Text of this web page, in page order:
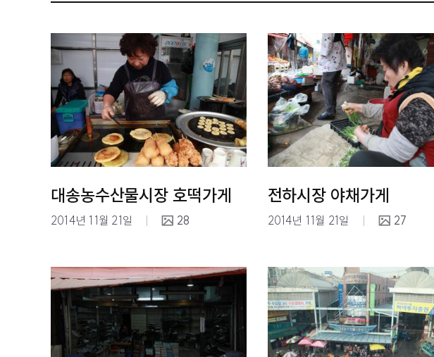
대송농수산물시장 호떡가게
2014년 11월 21일 28
전하시장 야채가게
2014년 11월 21일 27